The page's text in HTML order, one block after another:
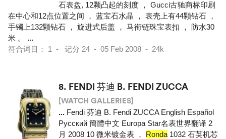
石表盘, 12颗凸起的刻度 ， Gucci古驰商标印刷
在中心和12点位置之间 ， 蓝宝石水晶 ， 表壳上有44颗钻石 ，
手镯上132颗钻石 ， 旋进式后盖 ， 马衔链珠宝表扣 ， 防水30
米 。 ...
符合词目： 1 - 记分 24 - 05 Feb 2008 - 24k
8. FENDI 芬迪 B. FENDI ZUCCA
[WATCH GALLERIES]
... Fendi 芬迪 B. Fendi ZUCCA English Español
Pусский 簡體中文 Europa Star名表世界翻译 2
月 2008 10 微米镀金表 ， Ronda 1032 石英机芯